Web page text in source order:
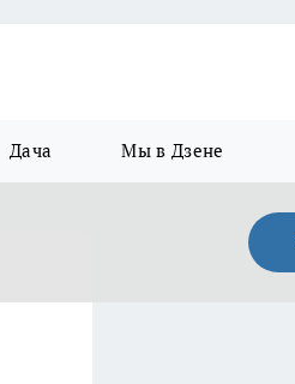
Дача Мы в Дзене